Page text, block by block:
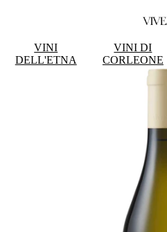
VINI
DELL'ETNA
VINI DI
CORLEONE